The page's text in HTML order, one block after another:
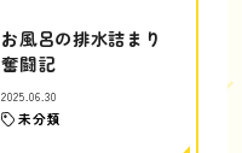
お風呂の排水詰まり
奮闘記
2025.06.30
未分類